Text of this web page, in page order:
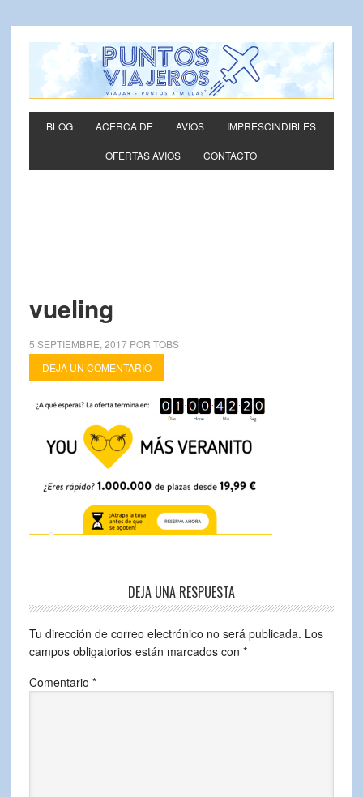
BLOG ACERCA DE AVIOS IMPRESCINDIBLES
OFERTAS AVIOS CONTACTO
vueling
5 SEPTIEMBRE, 2017POR TOBS
DEJA UN COMENTARIO
DEJA UNA RESPUESTA
Tu dirección de correo electrónico no será publicada. Los
campos obligatorios están marcados con *
Comentario *